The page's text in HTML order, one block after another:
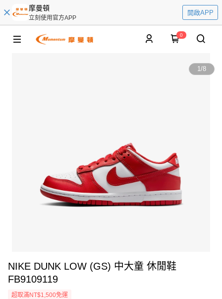
摩曼頓
立刻使用官方APP
開啟APP
0
1/8
NIKE DUNK LOW (GS) 中大童 休閒鞋
FB9109119
超取滿NT$1,500免運